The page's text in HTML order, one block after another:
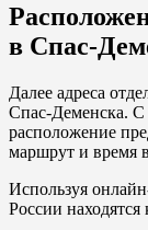
в Спас-
Далее адреса
Спас-Деменска.
расположение
маршрут и время
Используя
России